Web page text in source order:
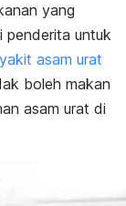
yang
penderita untuk
asam urat
boleh makan
asam urat di